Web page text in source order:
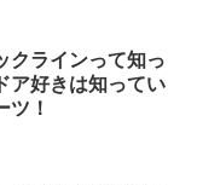
クラインって知っ
ア好きは知ってい
ツ！